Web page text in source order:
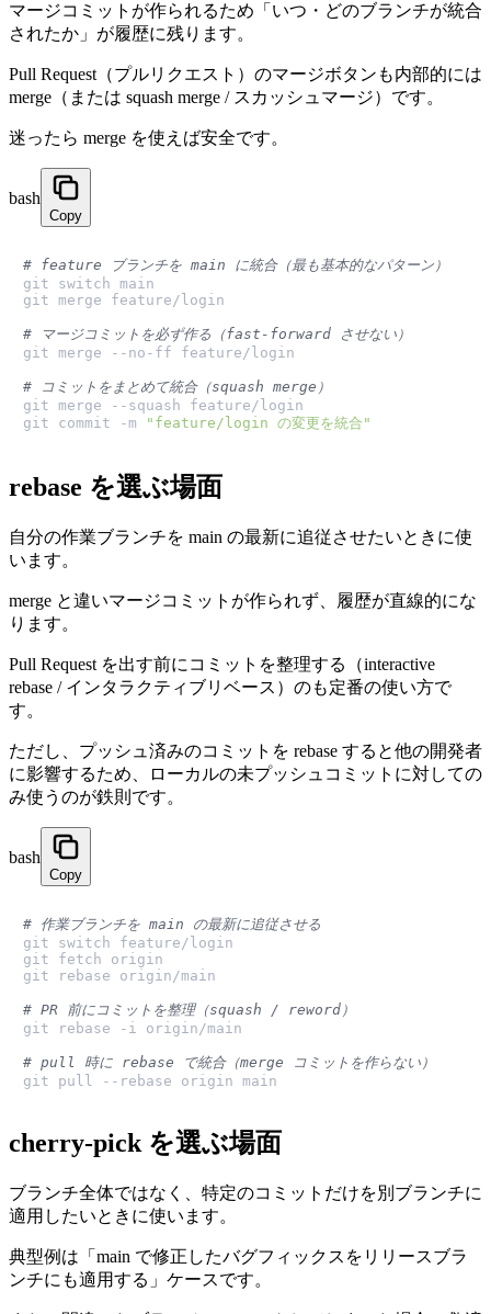
マージコミットが作られるため「いつ・どのブランチが統合
されたか」が履歴に残ります。
Pull Request（プルリクエスト）のマージボタンも内部的には
merge（または squash merge / スカッシュマージ）です。
迷ったら merge を使えば安全です。
bash
Copy
# feature ブランチを main に統合（最も基本的なパターン）
git switch main
git merge feature/login
# マージコミットを必ず作る（fast-forward させない）
git merge --no-ff feature/login
# コミットをまとめて統合（squash merge）
git merge --squash feature/login
git commit -m
"feature/login の変更を統合"
rebase を選ぶ場面
自分の作業ブランチを main の最新に追従させたいときに使
います。
merge と違いマージコミットが作られず、履歴が直線的にな
ります。
Pull Request を出す前にコミットを整理する（interactive
rebase / インタラクティブリベース）のも定番の使い方で
す。
ただし、プッシュ済みのコミットを rebase すると他の開発者
に影響するため、ローカルの未プッシュコミットに対しての
み使うのが鉄則です。
bash
Copy
# 作業ブランチを main の最新に追従させる
git switch feature/login
git fetch origin
git rebase origin/main
# PR 前にコミットを整理（squash / reword）
git rebase -i origin/main
# pull 時に rebase で統合（merge コミットを作らない）
git pull --rebase origin main
cherry-pick を選ぶ場面
ブランチ全体ではなく、特定のコミットだけを別ブランチに
適用したいときに使います。
典型例は「main で修正したバグフィックスをリリースブラ
ンチにも適用する」ケースです。